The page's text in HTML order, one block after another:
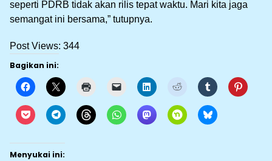
seperti PDRB tidak akan rilis tepat waktu. Mari kita jaga
semangat ini bersama,” tutupnya.
Post Views: 344
Bagikan ini:
Menyukai ini: